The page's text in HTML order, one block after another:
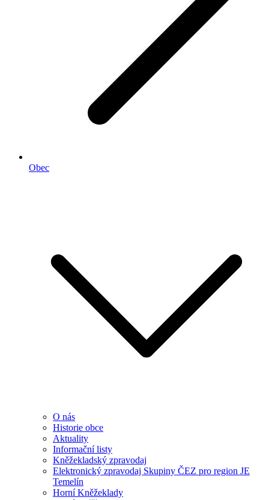
Obec
O nás
Historie obce
Aktuality
Informační listy
Kněžekladský zpravodaj
Elektronický zpravodaj Skupiny ČEZ pro region JE
Temelín
Horní Kněžeklady